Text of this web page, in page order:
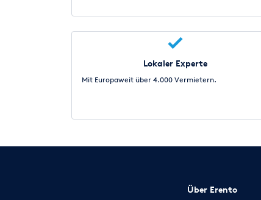
Lokaler Experte
Mit Europaweit über 4.000 Vermietern.
Über Erento